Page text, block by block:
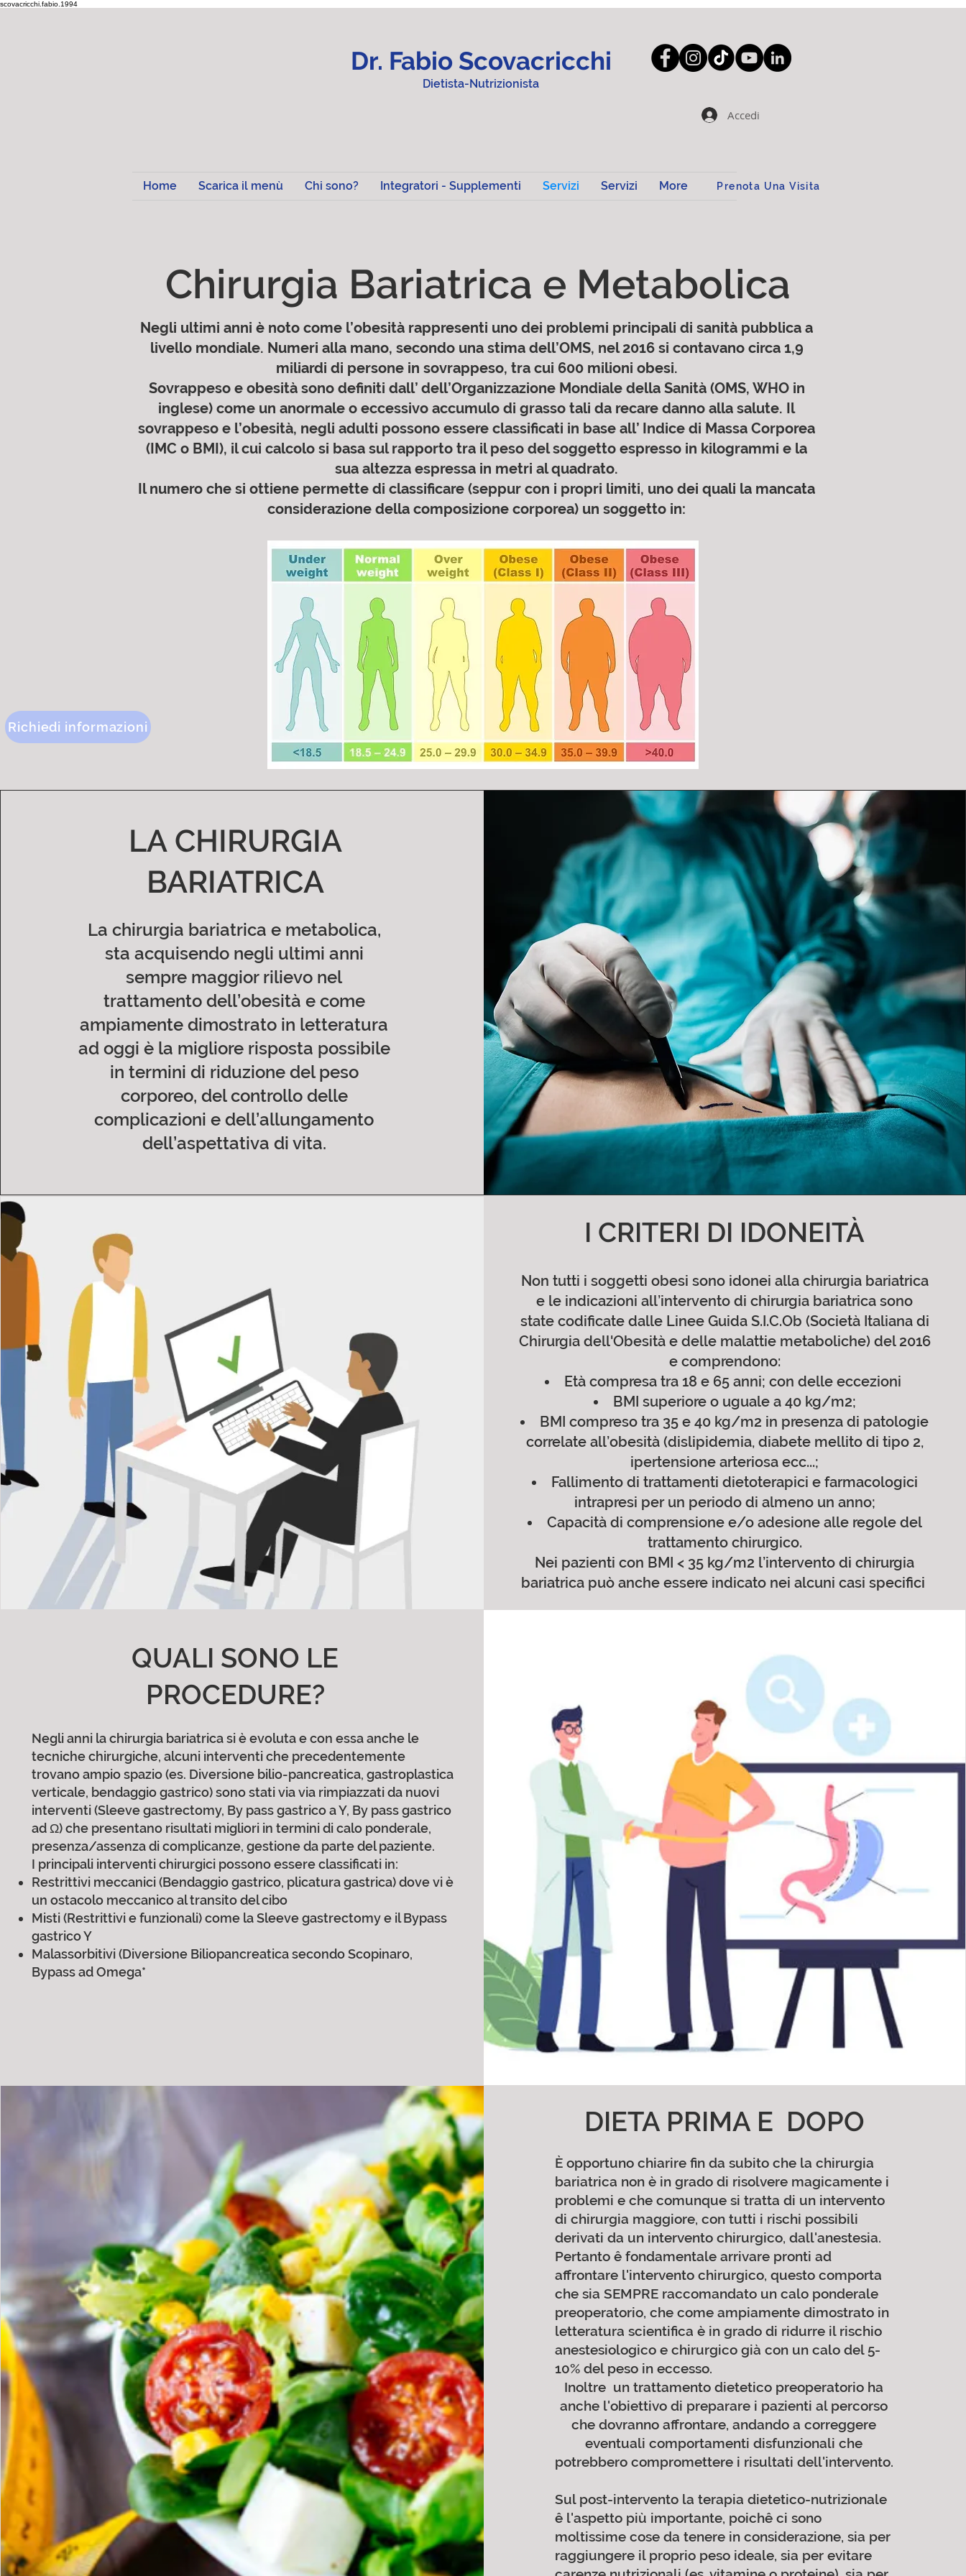
scovacricchi.fabio.1994
Dietista-Nutrizionista
Dr. Fabio Scovacricchi
Accedi
Home Scarica il menù Chi sono? Integratori - Supplementi Servizi Servizi More Prenota Una Visita
Chirurgia Bariatrica e Metabolica
Negli ultimi anni è noto come l’obesità rappresenti uno dei problemi principali di sanità pubblica a
livello mondiale. Numeri alla mano, secondo una stima dell’OMS, nel 2016 si contavano circa 1,9
miliardi di persone in sovrappeso, tra cui 600 milioni obesi.
Sovrappeso e obesità sono definiti dall’ dell’Organizzazione Mondiale della Sanità (OMS, WHO in
inglese) come un anormale o eccessivo accumulo di grasso tali da recare danno alla salute. Il
sovrappeso e l’obesità, negli adulti possono essere classificati in base all’ Indice di Massa Corporea
(IMC o BMI), il cui calcolo si basa sul rapporto tra il peso del soggetto espresso in kilogrammi e la
sua altezza espressa in metri al quadrato.
Il numero che si ottiene permette di classificare (seppur con i propri limiti, uno dei quali la mancata
considerazione della composizione corporea) un soggetto in:
Richiedi informazioni
LA CHIRURGIA
BARIATRICA
La chirurgia bariatrica e metabolica,
sta acquisendo negli ultimi anni
sempre maggior rilievo nel
trattamento dell’obesità e come
ampiamente dimostrato in letteratura
ad oggi è la migliore risposta possibile
in termini di riduzione del peso
corporeo, del controllo delle
complicazioni e dell’allungamento
dell’aspettativa di vita.
I CRITERI DI IDONEITÀ
Non tutti i soggetti obesi sono idonei alla chirurgia bariatrica
e le indicazioni all’intervento di chirurgia bariatrica sono
state codificate dalle Linee Guida S.I.C.Ob (Società Italiana di
Chirurgia dell'Obesità e delle malattie metaboliche) del 2016
e comprendono:
Età compresa tra 18 e 65 anni; con delle eccezioni
BMI superiore o uguale a 40 kg/m2;
BMI compreso tra 35 e 40 kg/m2 in presenza di patologie
correlate all’obesità (dislipidemia, diabete mellito di tipo 2,
ipertensione arteriosa ecc...;
Fallimento di trattamenti dietoterapici e farmacologici
intrapresi per un periodo di almeno un anno;
Capacità di comprensione e/o adesione alle regole del
trattamento chirurgico.
Nei pazienti con BMI < 35 kg/m2 l’intervento di chirurgia
bariatrica può anche essere indicato nei alcuni casi specifici
QUALI SONO LE
PROCEDURE?
Negli anni la chirurgia bariatrica si è evoluta e con essa anche le
tecniche chirurgiche, alcuni interventi che precedentemente
trovano ampio spazio (es. Diversione bilio-pancreatica, gastroplastica
verticale, bendaggio gastrico) sono stati via via rimpiazzati da nuovi
interventi (Sleeve gastrectomy, By pass gastrico a Y, By pass gastrico
ad Ω) che presentano risultati migliori in termini di calo ponderale,
presenza/assenza di complicanze, gestione da parte del paziente.
I principali interventi chirurgici possono essere classificati in:
Restrittivi meccanici (Bendaggio gastrico, plicatura gastrica) dove vi è
un ostacolo meccanico al transito del cibo
Misti (Restrittivi e funzionali) come la Sleeve gastrectomy e il Bypass
gastrico Y
Malassorbitivi (Diversione Biliopancreatica secondo Scopinaro,
Bypass ad Omega*
DIETA PRIMA E DOPO
È opportuno chiarire fin da subito che la chirurgia
bariatrica non è in grado di risolvere magicamente i
problemi e che comunque si tratta di un intervento
di chirurgia maggiore, con tutti i rischi possibili
derivati da un intervento chirurgico, dall'anestesia.
Pertanto ê fondamentale arrivare pronti ad
affrontare l'intervento chirurgico, questo comporta
che sia SEMPRE raccomandato un calo ponderale
preoperatorio, che come ampiamente dimostrato in
letteratura scientifica è in grado di ridurre il rischio
anestesiologico e chirurgico già con un calo del 5-
10% del peso in eccesso.
Inoltre un trattamento dietetico preoperatorio ha
anche l'obiettivo di preparare i pazienti al percorso
che dovranno affrontare, andando a correggere
eventuali comportamenti disfunzionali che
potrebbero compromettere i risultati dell'intervento.
Sul post-intervento la terapia dietetico-nutrizionale
ê l'aspetto più importante, poichê ci sono
moltissime cose da tenere in considerazione, sia per
raggiungere il proprio peso ideale, sia per evitare